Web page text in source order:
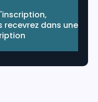
recevrez dans une